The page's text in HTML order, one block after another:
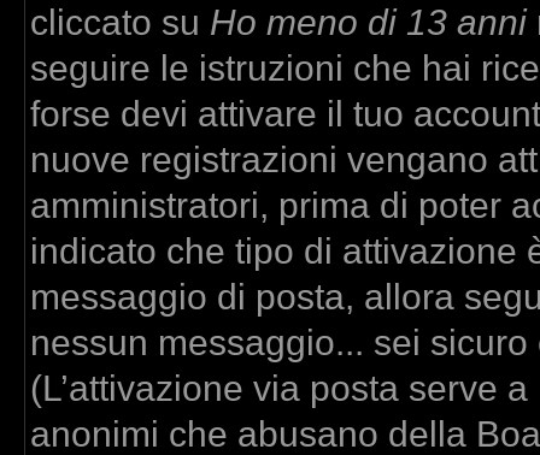
cliccato su Ho meno di 13 anni
seguire le istruzioni che hai
forse devi attivare il tuo
nuove registrazioni vengano
amministratori, prima di poter
indicato che tipo di attivazione
messaggio di posta, allora
nessun messaggio... sei
(L’attivazione via posta serve
anonimi che abusano della